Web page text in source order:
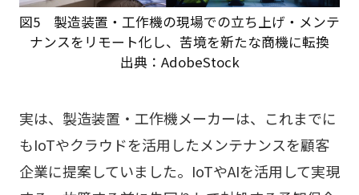
図5 製造装置・工作機の現場での立ち上げ・メンテ
ナンスをリモート化し、苦境を新たな商機に転換
出典：AdobeStock
実は、製造装置・工作機メーカーは、これまでに
もIoTやクラウドを活用したメンテナンスを顧客
企業に提案していました。IoTやAIを活用して実現